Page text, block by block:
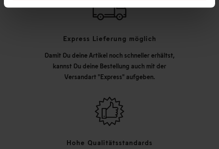
Express Lieferung möglich
Damit Du deine Artikel noch schneller erhältst,
kannst Du deine Bestellung auch mit der
Versandart "Express" aufgeben.
Hohe Qualitätsstandards